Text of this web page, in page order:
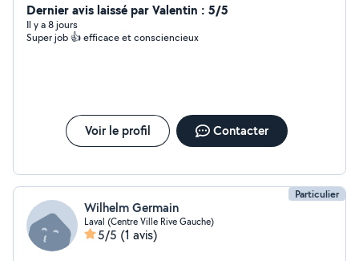
Dernier avis laissé par Valentin : 5/5
Il y a 8 jours
Super job 👍 efficace et consciencieux
Voir le profil Contacter
Particulier
Wilhelm Germain
Laval (Centre Ville Rive Gauche)
5/5 (1 avis)